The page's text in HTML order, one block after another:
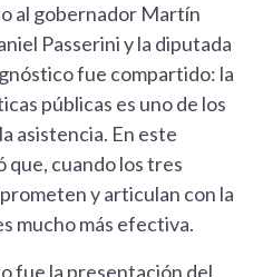
al gobernador Martín
Passerini y la diputada
fue compartido: la
públicas es uno de los
asistencia. En este
que, cuando los tres
y articulan con la
mucho más efectiva.
fue la presentación del